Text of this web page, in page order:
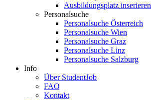
Ausbildungsplatz inserieren
Personalsuche
Personalsuche Österreich
Personalsuche Wien
Personalsuche Graz
Personalsuche Linz
Personalsuche Salzburg
Info
Über StudentJob
FAQ
Kontakt